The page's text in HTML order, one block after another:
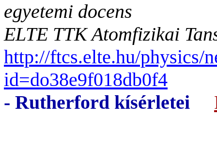
egyetemi docens
ELTE TTK Atomfizikai
http://ftcs.elte.hu/physics/
id=do38e9f018db0f4
- Rutherford kísérletei